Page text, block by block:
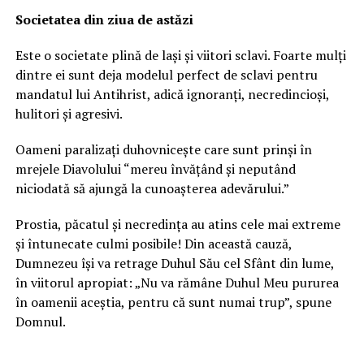
Societatea din ziua de astăzi
Este o societate plină de lași și viitori sclavi. Foarte mulți
dintre ei sunt deja modelul perfect de sclavi pentru
mandatul lui Antihrist, adică ignoranți, necredincioși,
hulitori și agresivi.
Oameni paralizați duhovnicește care sunt prinși în
mrejele Diavolului “mereu învăţând şi neputând
niciodată să ajungă la cunoaşterea adevărului.”
Prostia, păcatul și necredința au atins cele mai extreme
și întunecate culmi posibile! Din această cauză,
Dumnezeu își va retrage Duhul Său cel Sfânt din lume,
în viitorul apropiat: „Nu va rămâne Duhul Meu pururea
în oamenii aceştia, pentru că sunt numai trup”, spune
Domnul.